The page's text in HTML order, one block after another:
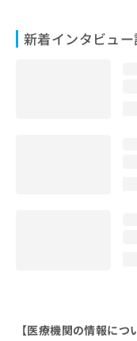
新着インタビュ
【医療機関の情報につ